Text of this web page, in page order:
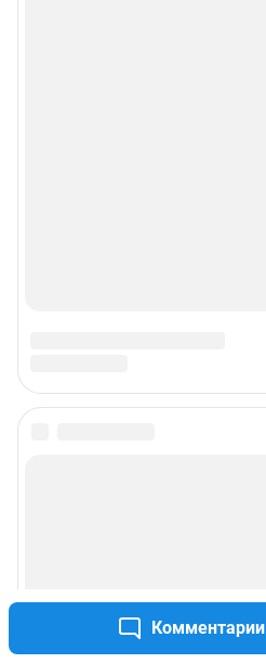
Комментарии